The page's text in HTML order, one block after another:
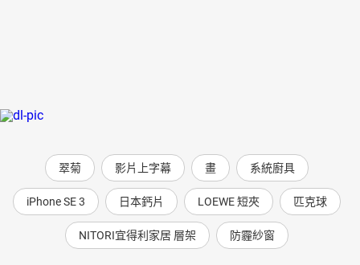
翠菊 影片上字幕 畫 系統廚具
iPhone SE 3 日本鈣片 LOEWE 短夾 匹克球
NITORI宜得利家居 層架 防霾紗窗